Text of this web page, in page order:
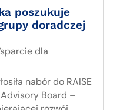
poszukuje
doradczej
dla
nabór do RAISE
Board –